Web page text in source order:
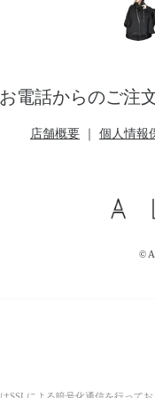
お電話からのご注
店舗概要 個人情報
©